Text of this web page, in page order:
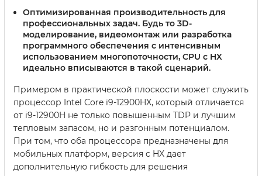
Оптимизированная производительность для
профессиональных задач. Будь то 3D-
моделирование, видеомонтаж или разработка
программного обеспечения с интенсивным
использованием многопоточности, CPU с HX
идеально вписываются в такой сценарий.
Примером в практической плоскости может служить
процессор Intel Core i9-12900HX, который отличается
от i9-12900H не только повышенным TDP и лучшим
тепловым запасом, но и разгонным потенциалом.
При том, что оба процессора предназначены для
мобильных платформ, версия с HX дает
дополнительную гибкость для решения